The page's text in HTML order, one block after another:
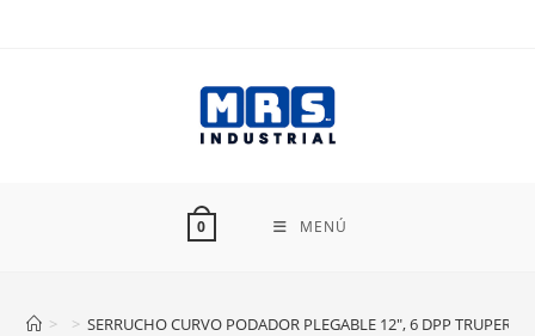
0 MENÚ
> > SERRUCHO CURVO PODADOR PLEGABLE 12″, 6 DPP TRUPER